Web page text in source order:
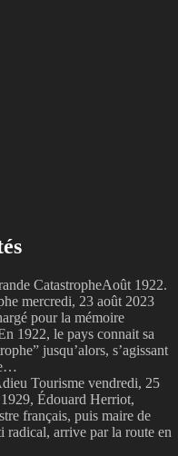
Août 1922.
mercredi, 23 août 2023
pour la mémoire
1922, le pays connait sa
jusqu’alors, s’agissant
Tourisme vendredi, 25
Édouard Herriot,
français, puis maire de
radical, arrive par la route en